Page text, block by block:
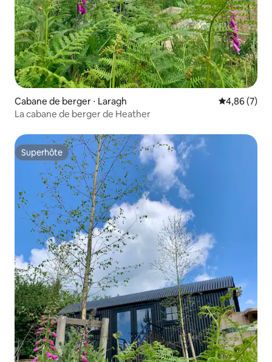
Cabane de berger ⋅ Laragh Évaluation
4,86 (7)
La cabane de berger de Heather
Superhôte
Superhôte